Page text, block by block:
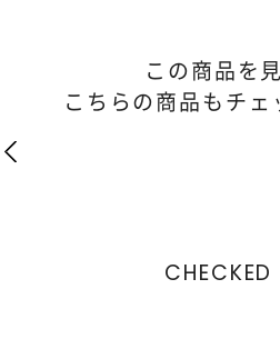
この商品を
こちらの商品もチ
CHECKED